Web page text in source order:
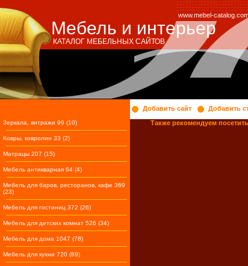
Мебель и интерьер
www.mebel-
КАТАЛОГ МЕБЕЛЬНЫХ САЙТОВ
Зеркала, витражи 99 (10)
Ковры, ковролин 33 (2)
Матрацы 207 (15)
Мебель антикварная 64 (4)
Мебель для баров, ресторанов, кафе 369
(23)
Мебель для гостиниц 372 (26)
Мебель для детских комнат 526 (34)
Мебель для дома 1047 (78)
Мебель для кухни 720 (89)
Добавить сайт Добавить
Также рекомендуем